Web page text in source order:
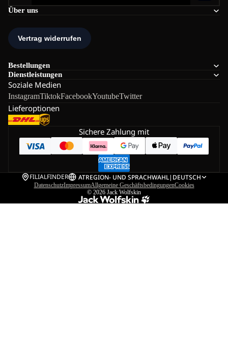
Über uns
Bestellungen
Dienstleistungen
Soziale Medien
InstagramTiktokFacebookYoutubeTwitter
Lieferoptionen
Sichere Zahlung mit
FILIALFINDER ATREGION- UND SPRACHWAHL| DEUTSCH
DatenschutzImpressumAllgemeine GeschäftsbedingungenCookies
© 2026 Jack Wolfskin